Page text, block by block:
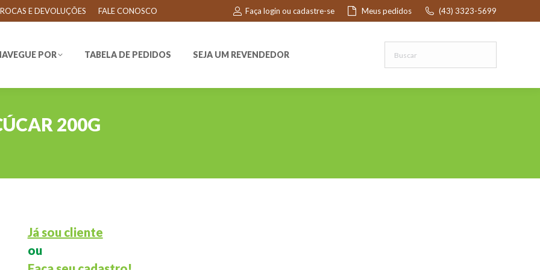
E DEVOLUÇÕES FALE CONOSCO Faça login ou cadastre-se Meus pedidos (43) 3323-5699
POR TABELA DE PEDIDOS SEJA UM REVENDEDOR
200G
Já sou cliente
ou
POR TABELA DE PEDIDOS SEJA UM REVENDEDOR